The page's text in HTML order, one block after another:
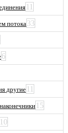
11
потока33
6
другие 11
15
10